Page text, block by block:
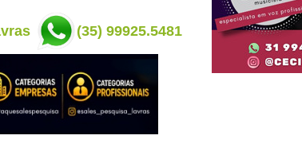
(35) 99925.5481